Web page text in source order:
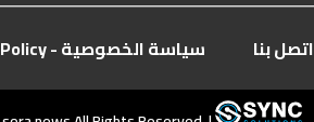
اتصل بنا سياسة الخصوصية - Privacy Policy